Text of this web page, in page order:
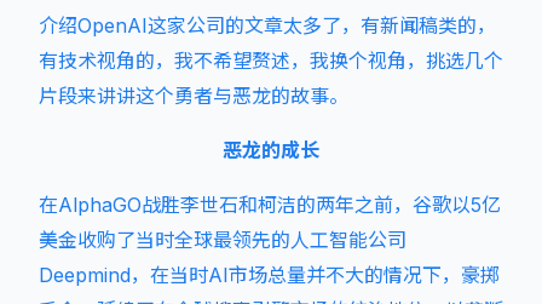
介绍OpenAI这家公司的文章太多了，有新闻稿类的，
有技术视角的，我不希望赘述，我换个视角，挑选几个
片段来讲讲这个勇者与恶龙的故事。
恶龙的成长
在AlphaGO战胜李世石和柯洁的两年之前，谷歌以5亿
美金收购了当时全球最领先的人工智能公司
Deepmind，在当时AI市场总量并不大的情况下，豪掷